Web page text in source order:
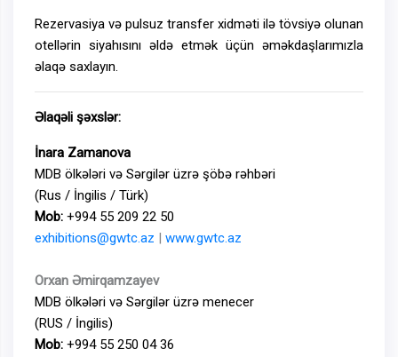
Rezervasiya və pulsuz transfer xidməti ilə tövsiyə olunan
otellərin siyahısını əldə etmək üçün əməkdaşlarımızla
əlaqə saxlayın.
Əlaqəli şəxslər:
İnara Zamanova
MDB ölkələri və Sərgilər üzrə şöbə rəhbəri
(Rus / İngilis / Türk)
Mob: +994 55 209 22 50
exhibitions@gwtc.az | www.gwtc.az
Orxan Əmirqamzayev
MDB ölkələri və Sərgilər üzrə menecer
(RUS / İngilis)
Mob: +994 55 250 04 36